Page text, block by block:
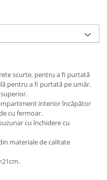
scurte, pentru a fi purtată
pentru a fi purtată pe umăr.
interior încăpător
cu fermoar.
cu închidere cu
materiale de calitate